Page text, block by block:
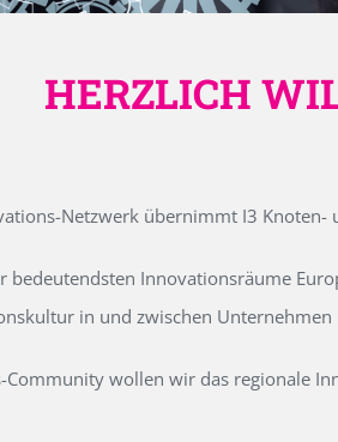
HERZLICH
Netzwerk übernimmt I3
Innovationsräume
in und zwischen
Community wollen wir das regionale